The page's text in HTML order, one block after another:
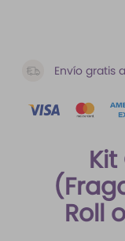
Envío gratis
Roll
5.
iconic
6.
mantequilla
paris hilton
ariana grande
santal 33